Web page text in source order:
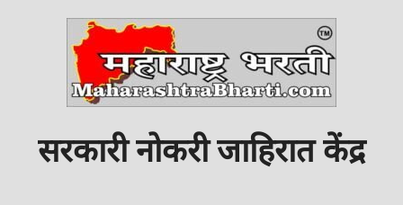
सरकारी नोकरी जाहिरात केंद्र